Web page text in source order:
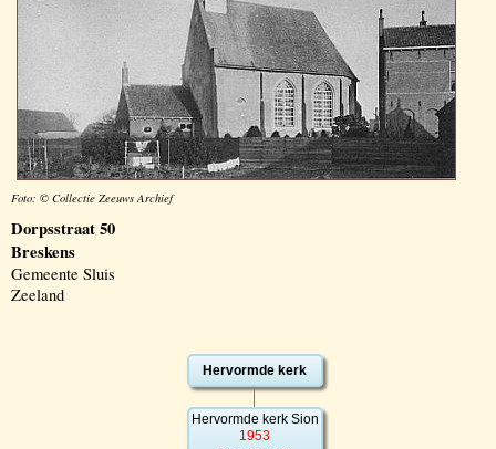
Foto: © Collectie Zeeuws Archief
Dorpsstraat 50
Breskens
Gemeente Sluis
Zeeland
Hervormde kerk
Hervormde kerk Sion
1953